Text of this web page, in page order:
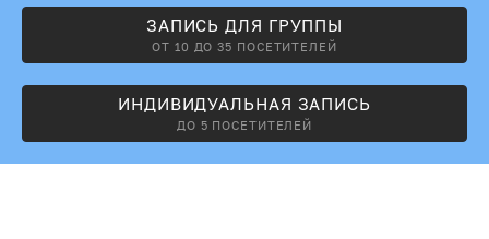
ЗАПИСЬ ДЛЯ ГРУППЫ
ОТ 10 ДО 35 ПОСЕТИТЕЛЕЙ
ИНДИВИДУАЛЬНАЯ ЗАПИСЬ
ДО 5 ПОСЕТИТЕЛЕЙ